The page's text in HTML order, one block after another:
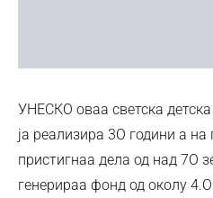
УНЕСКО оваа светска
ја реализира 3О години а
пристигнаа дела од над 7О
генерираа фонд од околу